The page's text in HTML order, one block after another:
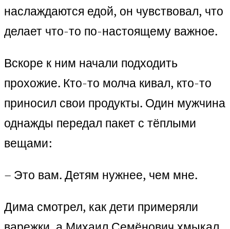
наслаждаются едой, он чувствовал, что
делает что-то по-настоящему важное.
Вскоре к ним начали подходить
прохожие. Кто-то молча кивал, кто-то
приносил свои продукты. Один мужчина
однажды передал пакет с тёплыми
вещами:
– Это вам. Детям нужнее, чем мне.
Дима смотрел, как дети примеряли